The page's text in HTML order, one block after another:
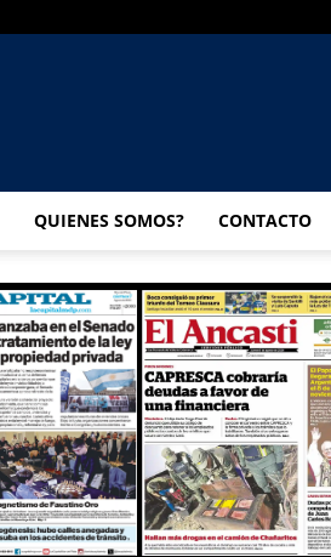
UNIVERSO
MULTIMEDIA
QUIENES SOMOS? CONTACTO